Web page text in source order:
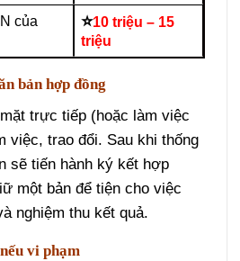
tại Sơn
⭐từ 3 triệu
người ⭐từ10 triệu
nhái ⭐
tiếp
của
⭐
triệu
bản hợp đồng
trực tiếp (hoặc làm việc